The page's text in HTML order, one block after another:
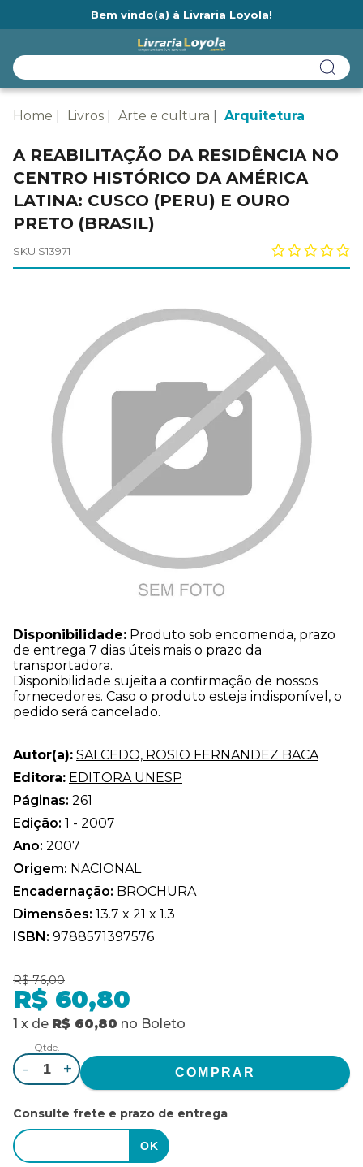
Bem vindo(a) à Livraria Loyola!
Home Livros Arte e cultura Arquitetura
A REABILITAÇÃO DA RESIDÊNCIA NO
CENTRO HISTÓRICO DA AMÉRICA
LATINA: CUSCO (PERU) E OURO
PRETO (BRASIL)
SKU S13971
Disponibilidade: Produto sob encomenda, prazo
de entrega 7 dias úteis mais o prazo da
transportadora.
Disponibilidade sujeita a confirmação de nossos
fornecedores. Caso o produto esteja indisponível, o
pedido será cancelado.
Autor(a): SALCEDO, ROSIO FERNANDEZ BACA
Editora: EDITORA UNESP
Páginas: 261
Edição: 1 - 2007
Ano: 2007
Origem: NACIONAL
Encadernação: BROCHURA
Dimensões: 13.7 x 21 x 1.3
ISBN: 9788571397576
R$ 76,00
R$ 60,80
1 x de R$ 60,80 no Boleto
Qtde.
- +
Consulte frete e prazo de entrega